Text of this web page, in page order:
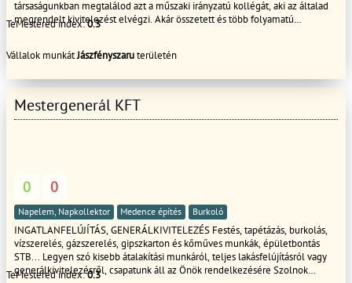
társaságunkban megtalálod azt a műszaki irányzatú kollégát, aki az általad
megrendelt kivitelezést elvégzi. Akár összetett és több folyamatú
állványozó Tetőfedő,Bádogos Festő, mázoló Víz-gáz és fűtés szerelő
szakirányzatú kollégánk áll rendelkezésére, Továbbá vállaljuk komplett
épületek vagy részleges bontását, elszállítással, tereprendezést és takarítási
feladatokat is. Bízunk benne, hogy tapasztalt és megbízható csapatunk
TeMestered index:0.3
Vállalok munkátJászfényszaruterületén
Mestergenerál KFT
0 0
Napelem, Napkollektor Medence építés Burkoló
INGATLANFELÚJÍTÁS, GENERÁLKIVITELEZÉS Festés, tapétázás, burkolás,
vízszerelés, gázszerelés, gipszkarton és kőműves munkák, épületbontás
STB... Legyen szó kisebb átalakítási munkáról, teljes lakásfelújításról vagy
generálkivitelezésről, csapatunk áll az Önök rendelkezésére Szolnok
TeMestered index:0.3